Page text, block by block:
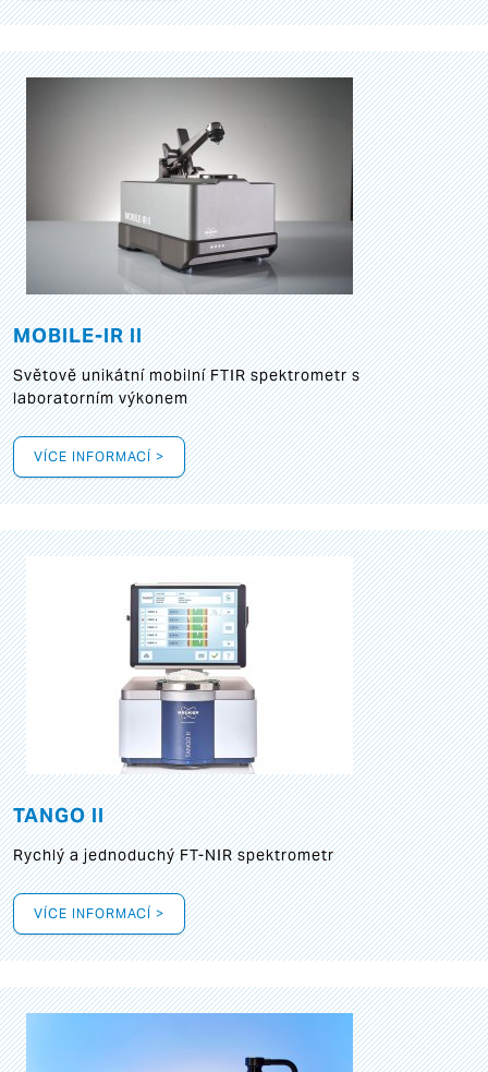
MOBILE-IR II
Světově unikátní mobilní FTIR spektrometr s
laboratorním výkonem
VÍCE INFORMACÍ >
TANGO II
Rychlý a jednoduchý FT-NIR spektrometr
VÍCE INFORMACÍ >